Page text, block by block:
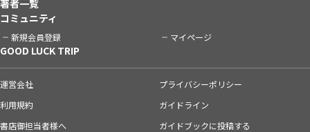
著者一覧
コミュニティ
新規会員登録 マイページ
GOOD LUCK TRIP
運営会社
プライバシーポリシー
利用規約
ガイドライン
書店御担当者様へ
ガイドブックに投稿する